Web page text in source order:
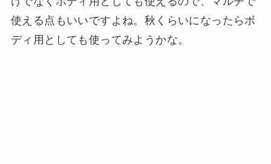
使える点もいいですよね。秋くらいになったらボ
ディ用としても使ってみようかな。